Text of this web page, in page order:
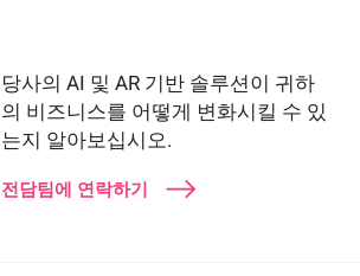
당사의 AI 및 AR 기반 솔루션이 귀하
의 비즈니스를 어떻게 변화시킬 수 있
는지 알아보십시오.
전담팀에 연락하기